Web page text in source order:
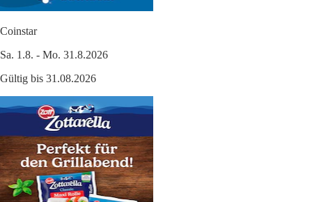
Coinstar
Sa. 1.8. - Mo. 31.8.2026
Gültig bis 31.08.2026